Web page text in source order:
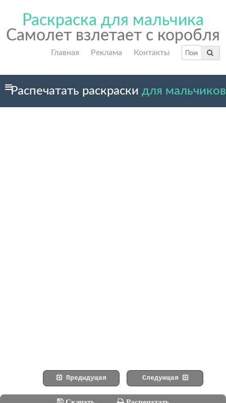
Раскраска для мальчика
Самолет взлетает с коробля
Главная Реклама Контакты
Распечатать раскраски для мальчиков
Предыдущая Следующая